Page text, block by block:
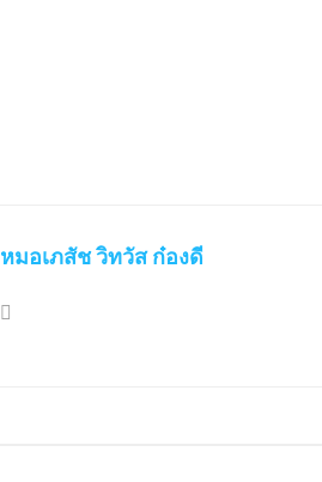
หมอเภสัช วิทวัส ก๋องดี